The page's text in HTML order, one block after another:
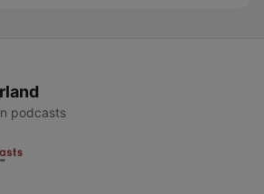
podcasts